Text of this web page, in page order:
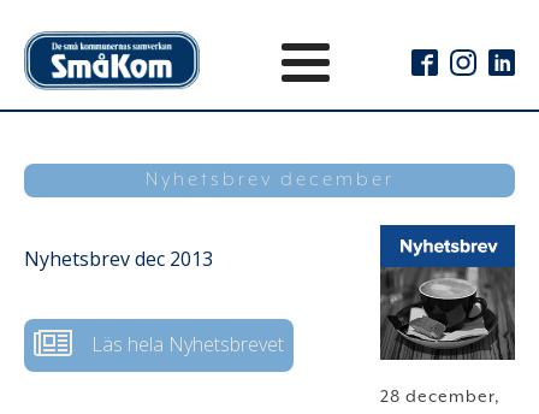
Nyhetsbrev december
Nyhetsbrev dec 2013
Läs hela Nyhetsbrevet
28 december,